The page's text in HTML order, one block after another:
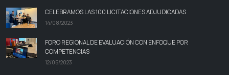
CELEBRAMOS LAS 100 LICITACIONES ADJUDICADAS
14/08/2023
FORO REGIONAL DE EVALUACIÓN CON ENFOQUE POR
COMPETENCIAS
12/05/2023